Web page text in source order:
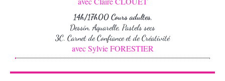
14h/17h00 Cours adultes,
Dessin, Aquarelle, Pastels secs
3C. Carnet de Confiance et de Créativité
avec Sylvie FORESTIER